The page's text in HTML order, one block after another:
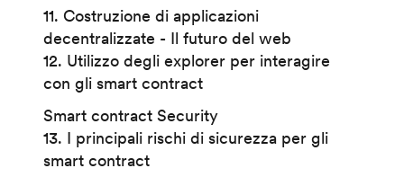
11. Costruzione di applicazioni
decentralizzate - Il futuro del web
12. Utilizzo degli explorer per interagire
con gli smart contract
Smart contract Security
13. I principali rischi di sicurezza per gli
smart contract